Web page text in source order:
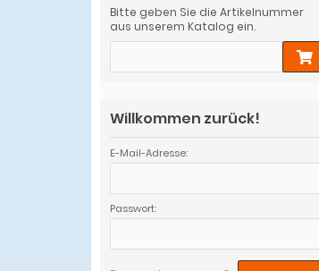
Bitte geben Sie die Artikelnummer
aus unserem Katalog ein.
Willkommen zurück!
E-Mail-Adresse:
Passwort: